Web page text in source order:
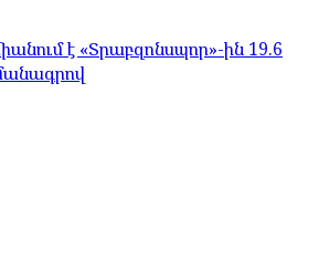
է «Տրաբզոնսպոր»-ին 19.6